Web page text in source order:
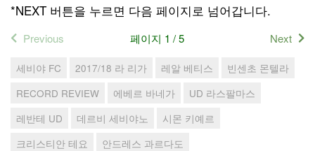
*NEXT 버튼을 누르면 다음 페이지로 넘어갑니다.
Previous 페이지 1 / 5 Next
세비야 FC 2017/18 라 리가 레알 베티스
빈센초 몬텔라
RECORD REVIEW
에베르 바네가
UD 라스팔마스
레반테 UD
데르비 세비야노
시몬 키예르
크리스티안 테요
안드레스 과르다도